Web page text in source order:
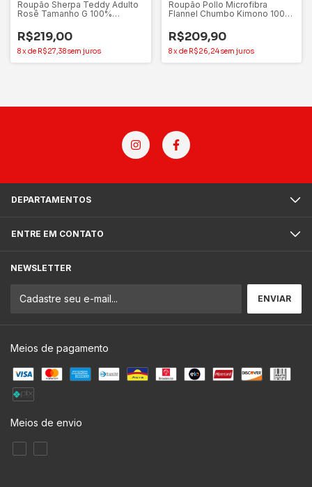
Roupão Sherpa Teddy Adulto
Rosê Tamanho G 100%
R$219,00
8xde R$27,38sem juros
Roupão Pollo Microfibra
Flannel Chumbo Kimono 100%
R$209,90
8xde R$26,24sem juros
DEPARTAMENTOS
ENTRE EM CONTATO
NEWSLETTER
Meios de pagamento
Meios de envio